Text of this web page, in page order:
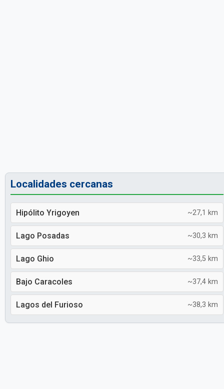
Localidades cercanas
Hipólito Yrigoyen ~27,1 km
Lago Posadas ~30,3 km
Lago Ghio ~33,5 km
Bajo Caracoles ~37,4 km
Lagos del Furioso ~38,3 km